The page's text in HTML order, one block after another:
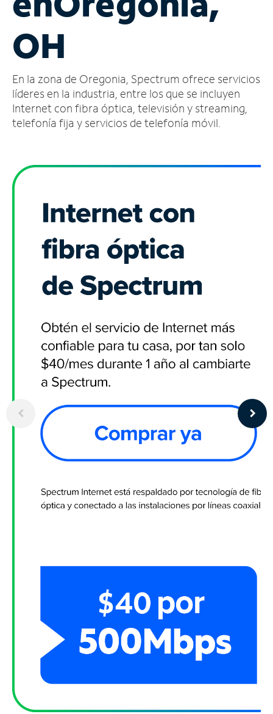
cuenta
Encuentra
tienda
OH
En la zona de Oregonia, Spectrum ofrece servicios
líderes en la industria, entre los que se incluyen
Internet con fibra óptica, televisión y streaming,
telefonía fija y servicios de telefonía móvil.